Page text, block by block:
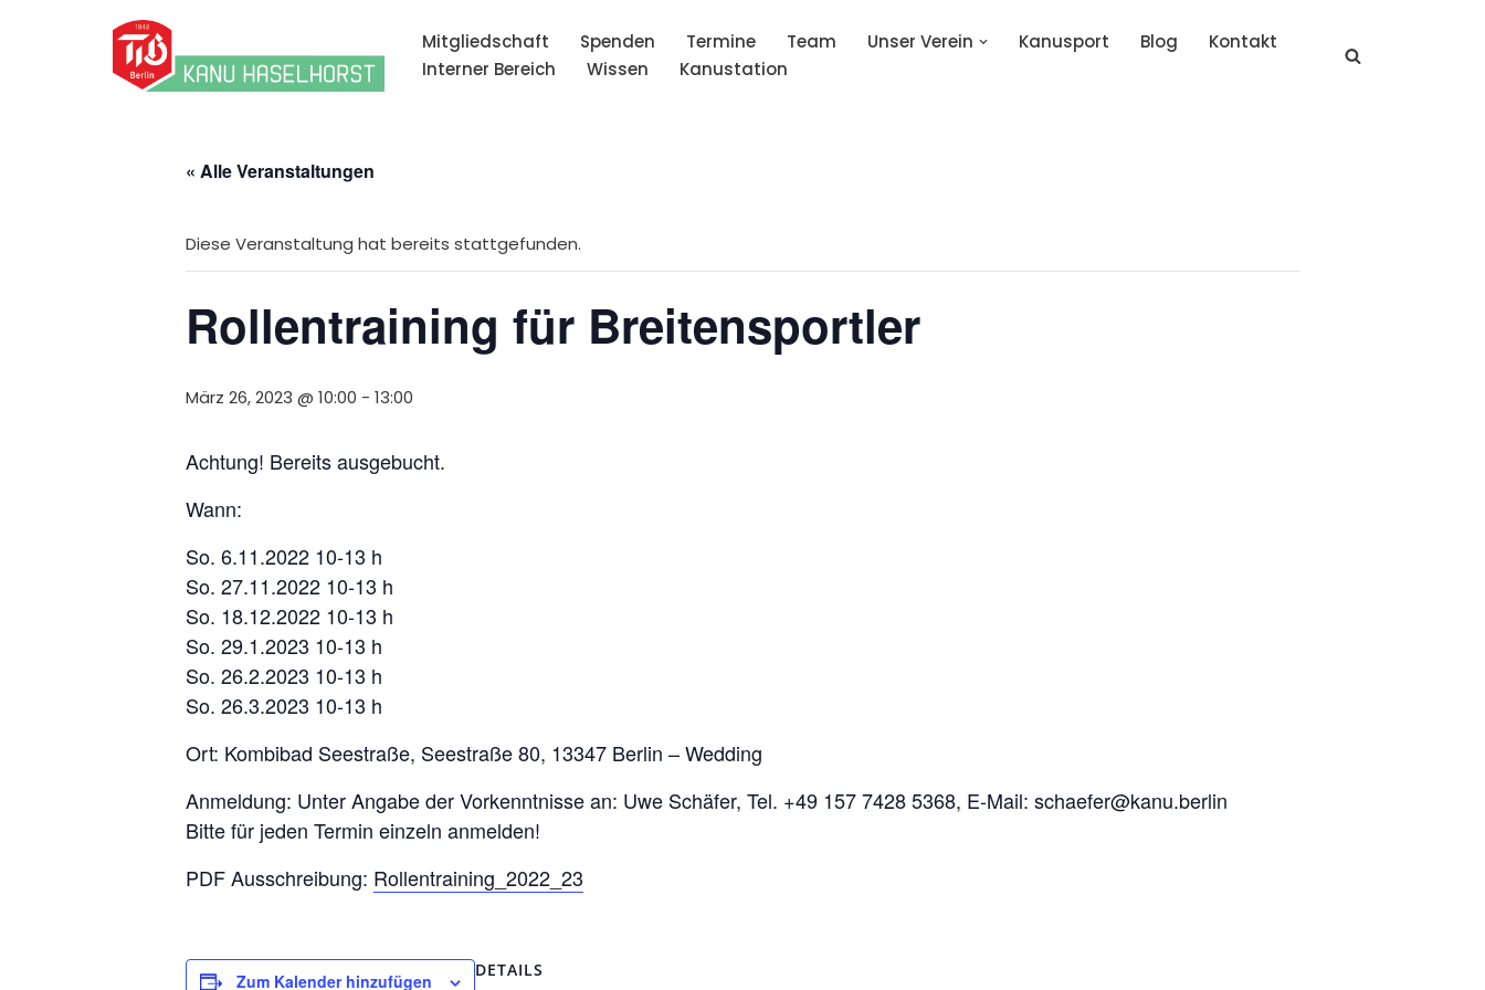
Mitgliedschaft Spenden Termine Team Unser Verein Kanusport Blog
Kontakt
Interner Bereich
Wissen Kanustation
« Alle Veranstaltungen
Diese Veranstaltung hat bereits stattgefunden.
Rollentraining für Breitensportler
März 26, 2023 @ 10:00 - 13:00
Achtung! Bereits ausgebucht.
Wann:
So. 6.11.2022 10-13 h
So. 27.11.2022 10-13 h
So. 18.12.2022 10-13 h
So. 29.1.2023 10-13 h
So. 26.2.2023 10-13 h
So. 26.3.2023 10-13 h
Ort: Kombibad Seestraße, Seestraße 80, 13347 Berlin – Wedding
Anmeldung: Unter Angabe der Vorkenntnisse an: Uwe Schäfer, Tel. +49 157 7428 5368, E-Mail: schaefer@kanu.berlin
Bitte für jeden Termin einzeln anmelden!
PDF Ausschreibung: Rollentraining_2022_23
Zum Kalender hinzufügen
DETAILS